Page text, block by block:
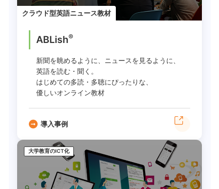
クラウド型英語ニュース教材
ABLish®
新聞を眺めるように、ニュースを見るように、
英語を読む・聞く。
はじめての多読・多聴にぴったりな、
優しいオンライン教材
導入事例
大学教育のICT化